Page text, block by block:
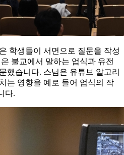
학생들이 서면으로 질문을 작성
불교에서 말하는 업식과 유전
했습니다. 스님은 유튜브 알고리
는 영향을 예로 들어 업식의 작
다.